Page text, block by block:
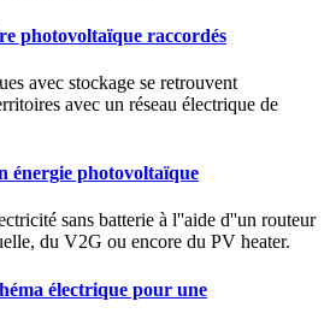
photovoltaïque raccordés
avec stockage se retrouvent
avec un réseau électrique de
énergie photovoltaïque
sans batterie à l''aide d''un routeur
du V2G ou encore du PV heater.
électrique pour une